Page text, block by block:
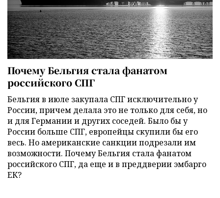
Почему Бельгия стала фанатом
российского СПГ
Бельгия в июле закупала СПГ исключительно у
России, причем делала это не только для себя, но
и для Германии и других соседей. Было бы у
России больше СПГ, европейцы скупили бы его
весь. Но американские санкции подрезали им
возможности. Почему Бельгия стала фанатом
российского СПГ, да еще и в преддверии эмбарго
ЕК?